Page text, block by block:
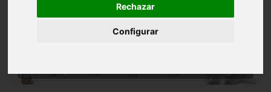
Rechazar
Configurar